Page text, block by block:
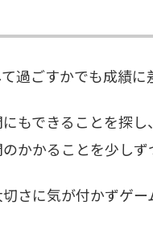
過ごすかでも成績に
もできることを探
かかることを少しず
さに気が付かずゲ